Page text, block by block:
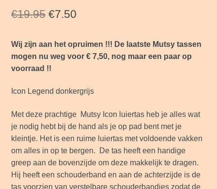
€19.95 Oorspronkelijke
was:
€19.95.
€7.50Huidige
is:
Wij zijn aan het opruimen !!! De laatste Mutsy tassen
mogen nu weg voor € 7,50, nog maar een paar op
voorraad !!
Icon Legend donkergrijs
Met deze prachtige Mutsy Icon luiertas heb je alles wat
je nodig hebt bij de hand als je op pad bent met je
kleintje. Het is een ruime luiertas met voldoende vakken
om alles in op te bergen. De tas heeft een handige
greep aan de bovenzijde om deze makkelijk te dragen.
Hij heeft een schouderband en aan de achterzijde is de
tas voorzien van verstelbare schouderbandjes zodat de